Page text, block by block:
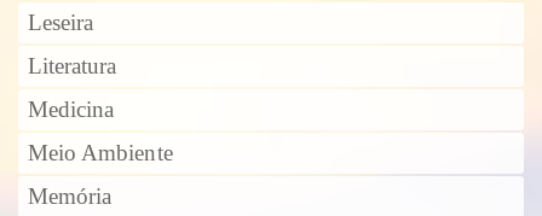
Leseira
Literatura
Medicina
Meio Ambiente
Memória